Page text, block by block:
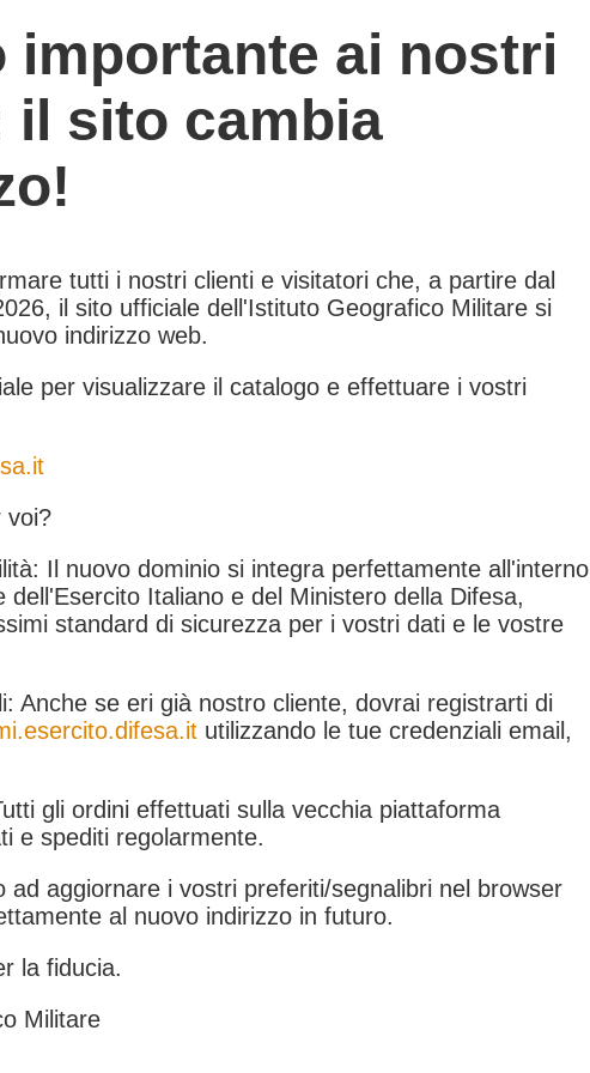
importante ai nostri
il sito cambia
tutti i nostri clienti e visitatori che, a partire dal
il sito ufficiale dell'Istituto Geografico Militare si
indirizzo web.
per visualizzare il catalogo e effettuare i vostri
voi?
Il nuovo dominio si integra perfettamente all'interno
dell'Esercito Italiano e del Ministero della Difesa,
standard di sicurezza per i vostri dati e le vostre
Anche se eri già nostro cliente, dovrai registrarti di
utilizzando le tue credenziali email,
gli ordini effettuati sulla vecchia piattaforma
e spediti regolarmente.
ad aggiornare i vostri preferiti/segnalibri nel browser
al nuovo indirizzo in futuro.
la fiducia.
Militare